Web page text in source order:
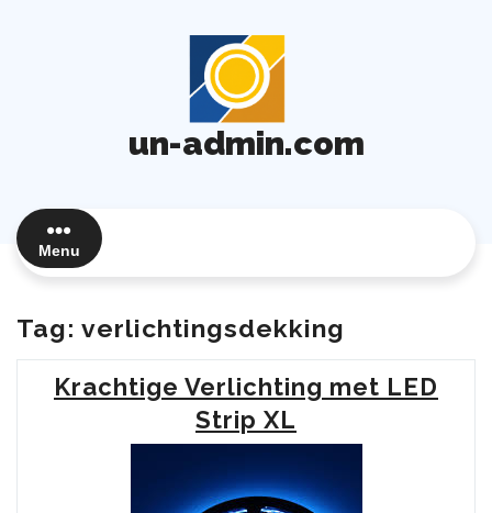
un-admin.com
Menu
Tag: verlichtingsdekking
Krachtige Verlichting met LED
Strip XL